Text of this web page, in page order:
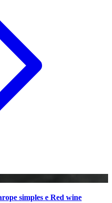
simples e Red wine